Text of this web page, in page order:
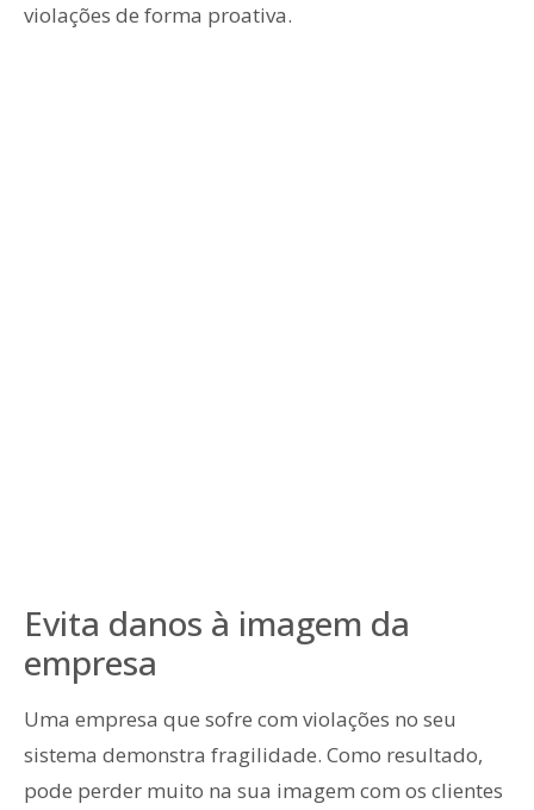
violações de forma proativa.
Evita danos à imagem da
empresa
Uma empresa que sofre com violações no seu
sistema demonstra fragilidade. Como resultado,
pode perder muito na sua imagem com os clientes